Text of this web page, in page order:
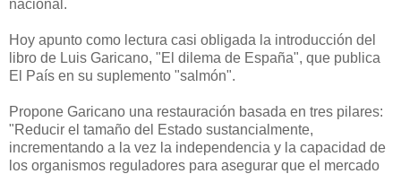
nacional.
Hoy apunto como lectura casi obligada la introducción del
libro de Luis Garicano, "El dilema de España", que publica
El País en su suplemento "salmón".
Propone Garicano una restauración basada en tres pilares:
"Reducir el tamaño del Estado sustancialmente,
incrementando a la vez la independencia y la capacidad de
los organismos reguladores para asegurar que el mercado